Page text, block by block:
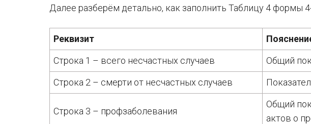
Далее разберём детально, как заполнить Таблицу 4 формы
Реквизит
Строка 1 – всего несчастных случаев Общий
Строка 2 – смерти от несчастных случаев
Строка 3 – профзаболевания
Общий
актов о